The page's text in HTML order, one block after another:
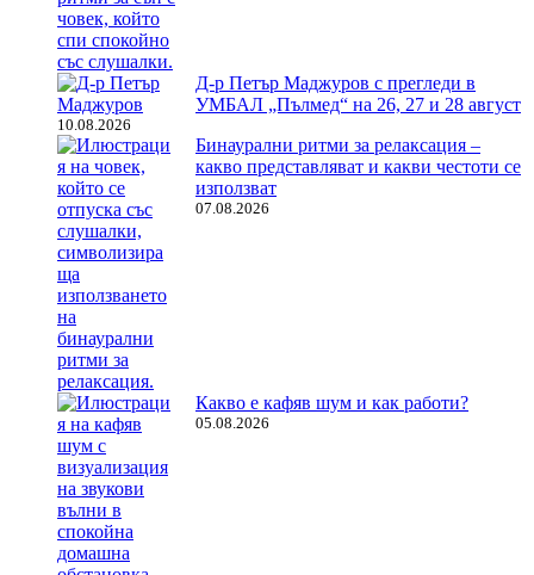
Д-р Петър Маджуров с прегледи в
УМБАЛ „Пълмед“ на 26, 27 и 28 август
10.08.2026
Бинаурални ритми за релаксация –
какво представляват и какви честоти се
използват
07.08.2026
Какво е кафяв шум и как работи?
05.08.2026